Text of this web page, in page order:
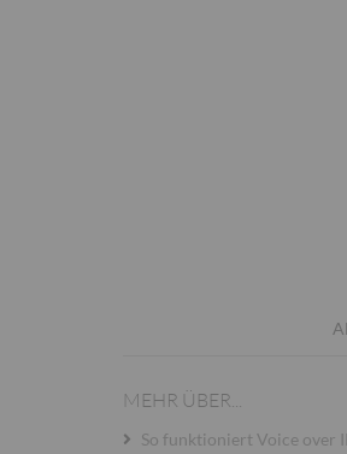
MEHR ÜBER...
So funktioniert Voice over